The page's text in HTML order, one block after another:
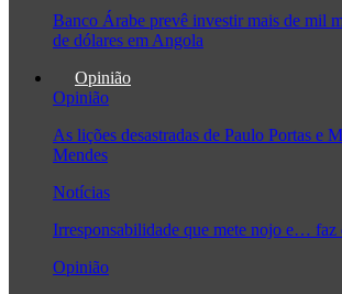
Banco Árabe prevê investir mais de mil
de dólares em Angola
Opinião
Opinião
As lições desastradas de Paulo Portas e
Mendes
Notícias
Irresponsabilidade que mete nojo e… faz
Opinião